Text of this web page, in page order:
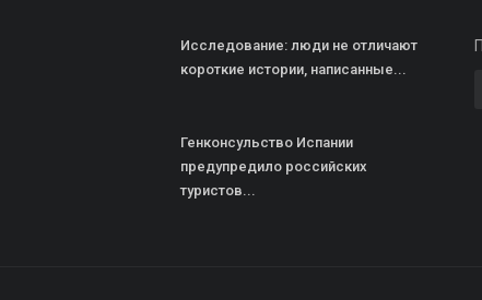
Исследование: люди не отличают
короткие истории, написанные...
Генконсульство Испании
предупредило российских
туристов...